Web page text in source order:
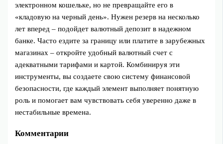
электронном кошельке, но не превращайте его в
«кладовую на черный день». Нужен резерв на несколько
лет вперед – подойдет валютный депозит в надежном
банке. Часто ездите за границу или платите в зарубежных
магазинах – откройте удобный валютный счет с
адекватными тарифами и картой. Комбинируя эти
инструменты, вы создаете свою систему финансовой
безопасности, где каждый элемент выполняет понятную
роль и помогает вам чувствовать себя уверенно даже в
нестабильные времена.
Комментарии